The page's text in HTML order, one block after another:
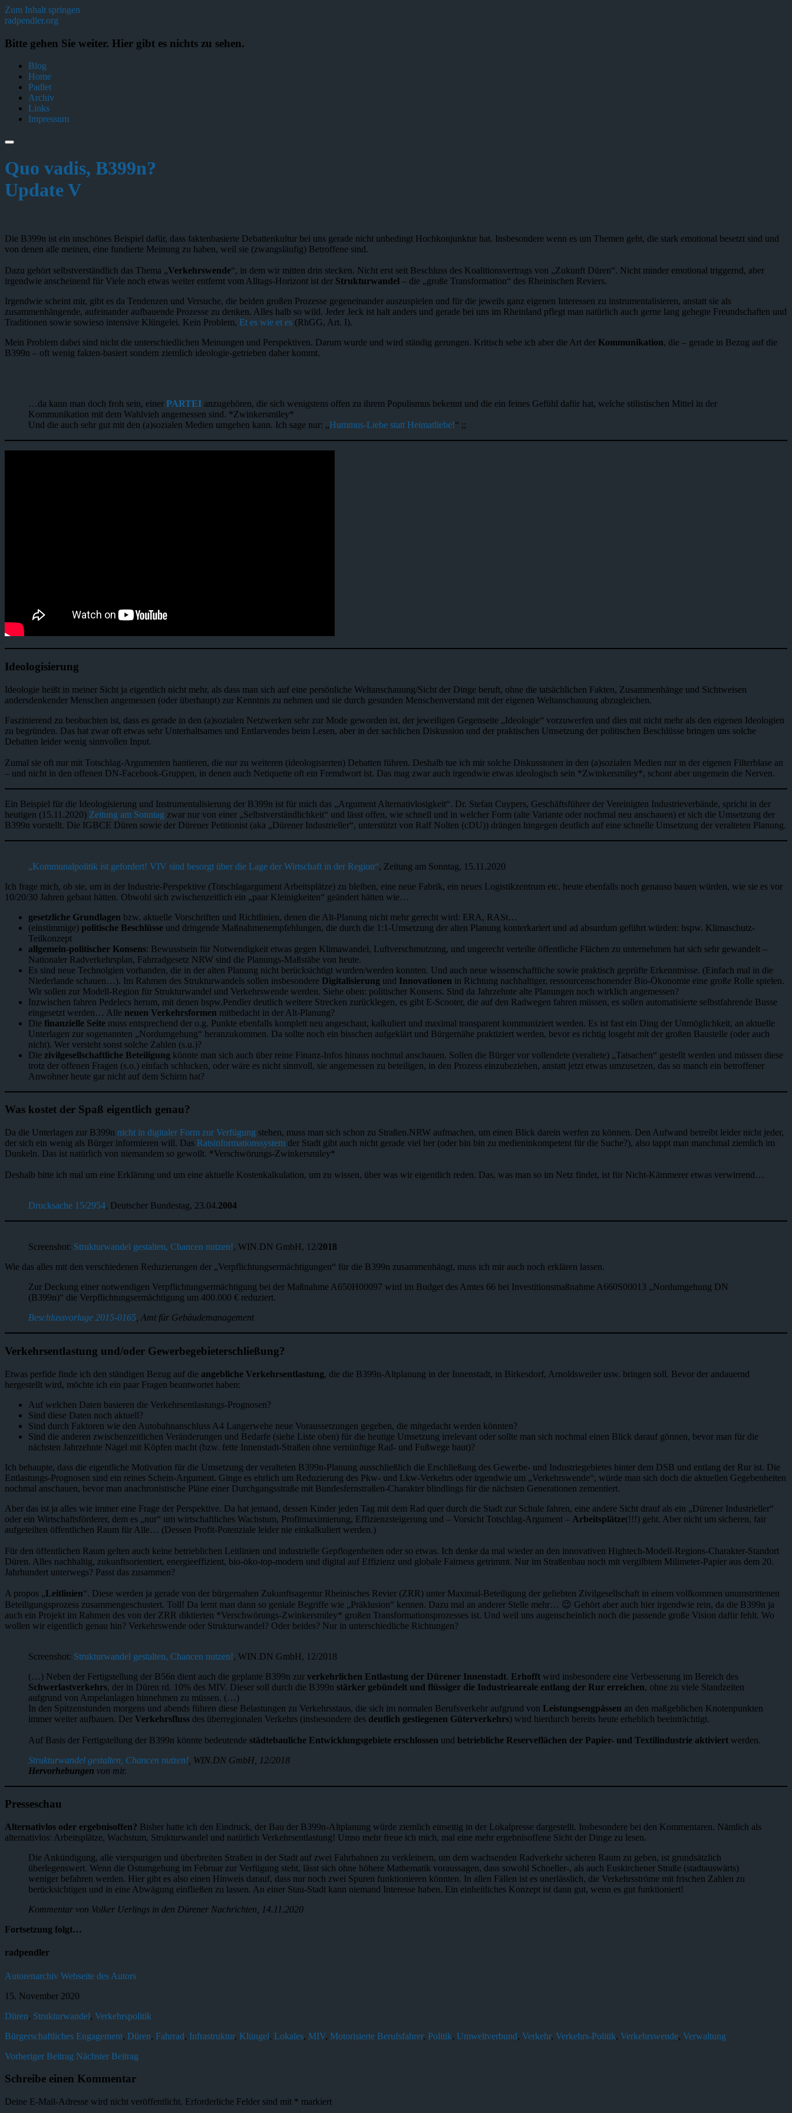
Zum Inhalt springen
radpendler.org
Bitte gehen Sie weiter. Hier gibt es nichts zu sehen.
Blog
Home
Padlet
Archiv
Links
Impressum
Quo vadis, B399n?
Update V
Die B399n ist ein unschönes Beispiel dafür, dass faktenbasierte Debattenkultur bei uns gerade nicht unbedingt Hochkonjunktur hat. Insbesondere wenn es um Themen geht, die stark emotional besetzt sind und
von denen alle meinen, eine fundierte Meinung zu haben, weil sie (zwangsläufig) Betroffene sind.
Dazu gehört selbstverständlich das Thema „Verkehrswende“, in dem wir mitten drin stecken. Nicht erst seit Beschluss des Koalitionsvertrags von „Zukunft Düren“. Nicht minder emotional triggernd, aber
irgendwie anscheinend für Viele noch etwas weiter entfernt vom Alltags-Horizont ist der Strukturwandel – die „große Transformation“ des Rheinischen Reviers.
Irgendwie scheint mir, gibt es da Tendenzen und Versuche, die beiden großen Prozesse gegeneinander auszuspielen und für die jeweils ganz eigenen Interessen zu instrumentalisieren, anstatt sie als
zusammenhängende, aufeinander aufbauende Prozesse zu denken. Alles halb so wild. Jeder Jeck ist halt anders und gerade bei uns im Rheinland pflegt man natürlich auch gerne lang gehegte Freundschaften und
Traditionen sowie sowieso intensive Klüngelei. Kein Problem, Et es wie et es (RhGG, Art. I).
Mein Problem dabei sind nicht die unterschiedlichen Meinungen und Perspektiven. Darum wurde und wird ständig gerungen. Kritisch sehe ich aber die Art der Kommunikation, die – gerade in Bezug auf die
B399n – oft wenig fakten-basiert sondern ziemlich ideologie-getrieben daher kommt.
…da kann man doch froh sein, einer PARTEI anzugehören, die sich wenigstens offen zu ihrem Populismus bekennt und die ein feines Gefühl dafür hat, welche stilistischen Mittel in der
Kommunikation mit dem Wahlvieh angemessen sind. *Zwinkersmiley*
Und die auch sehr gut mit den (a)sozialen Medien umgehen kann. Ich sage nur: „Hummus-Liebe statt Heimatliebe!“ ;;
Ideologisierung
Ideologie heißt in meiner Sicht ja eigentlich nicht mehr, als dass man sich auf eine persönliche Weltanschauung/Sicht der Dinge beruft, ohne die tatsächlichen Fakten, Zusammenhänge und Sichtweisen
andersdenkender Menschen angemessen (oder überhaupt) zur Kenntnis zu nehmen und sie durch gesunden Menschenverstand mit der eigenen Weltanschauung abzugleichen.
Faszinierend zu beobachten ist, dass es gerade in den (a)sozialen Netzwerken sehr zur Mode geworden ist, der jeweiligen Gegenseite „Ideologie“ vorzuwerfen und dies mit nicht mehr als den eigenen Ideologien
zu begründen. Das hat zwar oft etwas sehr Unterhaltsames und Entlarvendes beim Lesen, aber in der sachlichen Diskussion und der praktischen Umsetzung der politischen Beschlüsse bringen uns solche
Debatten leider wenig sinnvollen Input.
Zumal sie oft nur mit Totschlag-Argumenten hantieren, die nur zu weiteren (ideologisierten) Debatten führen. Deshalb tue ich mir solche Diskussionen in den (a)sozialen Medien nur in der eigenen Filterblase an
– und nicht in den offenen DN-Facebook-Gruppen, in denen auch Netiquette oft ein Fremdwort ist. Das mag zwar auch irgendwie etwas ideologisch sein *Zwinkersmiley*, schont aber ungemein die Nerven.
Ein Beispiel für die Ideologisierung und Instrumentalisierung der B399n ist für mich das „Argument Alternativlosigkeit“. Dr. Stefan Cuypers, Geschäftsführer der Vereinigten Industrieverbände, spricht in der
heutigen (15.11.2020) Zeitung am Sonntag zwar nur von einer „Selbstverständlichkeit“ und lässt offen, wie schnell und in welcher Form (alte Variante oder nochmal neu anschauen) er sich die Umsetzung der
B399n vorstellt. Die IGBCE Düren sowie der Dürener Petitionist (aka „Dürener Industrieller“, unterstützt von Ralf Nolten (cDU)) drängen hingegen deutlich auf eine schnelle Umsetzung der veralteten Planung.
„Kommunalpolitik ist gefordert! VIV sind besorgt über die Lage der Wirtschaft in der Region“, Zeitung am Sonntag, 15.11.2020
Ich frage mich, ob sie, um in der Industrie-Perspektive (Totschlagargument Arbeitsplätze) zu bleiben, eine neue Fabrik, ein neues Logistikzentrum etc. heute ebenfalls noch genauso bauen würden, wie sie es vor
10/20/30 Jahren gebaut hätten. Obwohl sich zwischenzeitlich ein „paar Kleinigkeiten“ geändert hätten wie…
gesetzliche Grundlagen bzw. aktuelle Vorschriften und Richtlinien, denen die Alt-Planung nicht mehr gerecht wird: ERA, RASt…
(einstimmige) politische Beschlüsse und dringende Maßnahmenempfehlungen, die durch die 1:1-Umsetzung der alten Planung konterkariert und ad absurdum geführt würden: bspw. Klimaschutz-
Teilkonzept
allgemein-politischer Konsens: Bewusstsein für Notwendigkeit etwas gegen Klimawandel, Luftverschmutzung, und ungerecht verteilte öffentliche Flächen zu unternehmen hat sich sehr gewandelt –
Nationaler Radverkehrsplan, Fahrradgesetz NRW sind die Planungs-Maßstäbe von heute.
Es sind neue Technolgien vorhanden, die in der alten Planung nicht berücksichtigt wurden/werden konnten. Und auch neue wissenschaftliche sowie praktisch geprüfte Erkenntnisse. (Einfach mal in die
Niederlande schauen…). Im Rahmen des Strukturwandels sollen insbesondere Digitalisierung und Innovationen in Richtung nachhaltiger, ressourcenschonender Bio-Ökonomie eine große Rolle spielen.
Wir sollen zur Modell-Region für Strukturwandel und Verkehrswende werden. Siehe oben: politischer Konsens. Sind da Jahrzehnte alte Planungen noch wirklich angemessen?
Inzwischen fahren Pedelecs herum, mit denen bspw.Pendler deutlich weitere Strecken zurücklegen, es gibt E-Scooter, die auf den Radwegen fahren müssen, es sollen automatisierte selbstfahrende Busse
eingesetzt werden… Alle neuen Verkehrsformen mitbedacht in der Alt-Planung?
Die finanzielle Seite muss entsprechend der o.g. Punkte ebenfalls komplett neu angeschaut, kalkuliert und maximal transparent kommuniziert werden. Es ist fast ein Ding der Unmöglichkeit, an aktuelle
Unterlagen zur sogenannten „Nordumgehung“ heranzukommen. Da sollte noch ein bisschen aufgeklärt und Bürgernähe praktiziert werden, bevor es richtig losgeht mit der großen Baustelle (oder auch
nicht). Wer versteht sonst solche Zahlen (s.u.)?
Die zivilgesellschaftliche Beteiligung könnte man sich auch über reine Finanz-Infos hinaus nochmal anschauen. Sollen die Bürger vor vollendete (veraltete) „Tatsachen“ gestellt werden und müssen diese
trotz der offenen Fragen (s.o.) einfach schlucken, oder wäre es nicht sinnvoll, sie angemessen zu beteiligen, in den Prozess einzubeziehen, anstatt jetzt etwas umzusetzen, das so manch ein betroffener
Anwohner heute gar nicht auf dem Schirm hat?
Was kostet der Spaß eigentlich genau?
Da die Unterlagen zur B399n nicht in digitaler Form zur Verfügung stehen, muss man sich schon zu Straßen.NRW aufmachen, um einen Blick darein werfen zu können. Den Aufwand betreibt leider nicht jeder,
der sich ein wenig als Bürger informieren will. Das Ratsinformationssystem der Stadt gibt auch nicht gerade viel her (oder bin bin zu medieninkompetent für die Suche?), also tappt man manchmal ziemlich im
Dunkeln. Das ist natürlich von niemandem so gewollt. *Verschwörungs-Zwinkersmiley*
Deshalb bitte ich mal um eine Erklärung und um eine aktuelle Kostenkalkulation, um zu wissen, über was wir eigentlich reden. Das, was man so im Netz findet, ist für Nicht-Kämmerer etwas verwirrend…
Drucksache 15/2954, Deutscher Bundestag, 23.04.2004
Screenshot: Strukturwandel gestalten, Chancen nutzen!, WIN.DN GmbH, 12/2018
Wie das alles mit den verschiedenen Reduzierungen der „Verpflichtungsermächtigungen“ für die B399n zusammenhängt, muss ich mir auch noch erklären lassen.
Zur Deckung einer notwendigen Verpflichtungsermächtigung bei der Maßnahme A650H00097 wird im Budget des Amtes 66 bei Investitionsmaßnahme A660S00013 „Nordumgehung DN
(B399n)“ die Verpflichtungsermächtigung um 400.000 € reduziert.
Beschlussvorlage 2015-0165 , Amt für Gebäudemanagement
Verkehrsentlastung und/oder Gewerbegebieterschließung?
Etwas perfide finde ich den ständigen Bezug auf die angebliche Verkehrsentlastung, die die B399n-Altplanung in der Innenstadt, in Birkesdorf, Arnoldsweiler usw. bringen soll. Bevor der andauernd
hergestellt wird, möchte ich ein paar Fragen beantwortet haben:
Auf welchen Daten basieren die Verkehrsentlastungs-Prognosen?
Sind diese Daten noch aktuell?
Sind durch Faktoren wie den Autobahnanschluss A4 Langerwehe neue Voraussetzungen gegeben, die mitgedacht werden könnten?
Sind die anderen zwischenzeitlichen Veränderungen und Bedarfe (siehe Liste oben) für die heutige Umsetzung irrelevant oder sollte man sich nochmal einen Blick darauf gönnen, bevor man für die
nächsten Jahrzehnte Nägel mit Köpfen macht (bzw. fette Innenstadt-Straßen ohne vernünftige Rad- und Fußwege baut)?
Ich behaupte, dass die eigentliche Motivation für die Umsetzung der veralteten B399n-Planung ausschließlich die Erschließung des Gewerbe- und Industriegebietes hinter dem DSB und entlang der Rur ist. Die
Entlastungs-Prognosen sind ein reines Schein-Argument. Ginge es ehrlich um Reduzierung des Pkw- und Lkw-Verkehrs oder irgendwie um „Verkehrswende“, würde man sich doch die aktuellen Gegebenheiten
nochmal anschauen, bevor man anachronistische Pläne einer Durchgangsstraße mit Bundesfernstraßen-Charakter blindlings für die nächsten Generationen zementiert.
Aber das ist ja alles wie immer eine Frage der Perspektive. Da hat jemand, dessen Kinder jeden Tag mit dem Rad quer durch die Stadt zur Schule fahren, eine andere Sicht drauf als ein „Dürener Industrieller“
oder ein Wirtschaftsförderer, dem es „nur“ um wirtschaftliches Wachstum, Profitmaximierung, Effizienzsteigerung und – Vorsicht Totschlag-Argument – Arbeitsplätze(!!!) geht. Aber nicht um sicheren, fair
aufgeteilten öffentlichen Raum für Alle… (Dessen Profit-Potenziale leider nie einkalkuliert werden.)
Für den öffentlichen Raum gelten auch keine betrieblichen Leitlinien und industrielle Gepflogenheiten oder so etwas. Ich denke da mal wieder an den innovativen Hightech-Modell-Regions-Charakter-Standort
Düren. Alles nachhaltig, zukunftsorientiert, energieeffizient, bio-öko-top-modern und digital auf Effizienz und globale Fairness getrimmt. Nur im Straßenbau noch mit vergilbtem Milimeter-Papier aus dem 20.
Jahrhundert unterwegs? Passt das zusammen?
A propos „Leitlinien“. Diese werden ja gerade von der bürgernahen Zukunftsagentur Rheinisches Revier (ZRR) unter Maximal-Beteiligung der geliebten Zivilgesellschaft in einem vollkommen unumstrittenen
Beteiligungsprozess zusammengeschustert. Toll! Da lernt man dann so geniale Begriffe wie „Präklusion“ kennen. Dazu mal an anderer Stelle mehr… 😉 Gehört aber auch hier irgendwie rein, da die B399n ja
auch ein Projekt im Rahmen des von der ZRR diktierten *Verschwörungs-Zwinkersmiley* großen Transformationsprozesses ist. Und weil uns augenscheinlich noch die passende große Vision dafür fehlt. Wo
wollen wir eigentlich genau hin? Verkehrswende oder Strukturwandel? Oder beides? Nur in unterschiedliche Richtungen?
Screenshot: Strukturwandel gestalten, Chancen nutzen!, WIN.DN GmbH, 12/2018
(…) Neben der Fertigstellung der B56n dient auch die geplante B399n zur verkehrlichen Entlastung der Dürener Innenstadt. Erhofft wird insbesondere eine Verbesserung im Bereich des
Schwerlastverkehrs, der in Düren rd. 10% des MIV. Dieser soll durch die B399n stärker gebündelt und flüssiger die Industrieareale entlang der Rur erreichen, ohne zu viele Standzeiten
aufgrund von Ampelanlagen hinnehmen zu müssen. (…)
In den Spitzenstunden morgens und abends führen diese Belastungen zu Verkehrsstaus, die sich im normalen Berufsverkehr aufgrund von Leistungsengpässen an den maßgeblichen Knotenpunkten
immer weiter aufbauen. Der Verkehrsfluss des überregionalen Verkehrs (insbesondere des deutlich gestiegenen Güterverkehrs) wird hierdurch bereits heute erheblich beeinträchtigt.
Auf Basis der Fertigstellung der B399n könnte bedeutende städtebauliche Entwicklungsgebiete erschlossen und betriebliche Reserveflächen der Papier- und Textilindustrie aktiviert werden.
Strukturwandel gestalten, Chancen nutzen! , WIN.DN GmbH, 12/2018
Hervorhebungen von mir.
Presseschau
Alternativlos oder ergebnisoffen? Bisher hatte ich den Eindruck, der Bau der B399n-Altplanung würde ziemlich einseitig in der Lokalpresse dargestellt. Insbesondere bei den Kommentaren. Nämlich als
alternativlos: Arbeitsplätze, Wachstum, Strukturwandel und natürlich Verkehrsentlastung! Umso mehr freue ich mich, mal eine mehr ergebnisoffene Sicht der Dinge zu lesen.
Die Ankündigung, alle vierspurigen und überbreiten Straßen in der Stadt auf zwei Fahrbahnen zu verkleinern, um dem wachsenden Radverkehr sicheren Raum zu geben, ist grundsätzlich
überlegenswert. Wenn die Ostumgehung im Februar zur Verfügung steht, lässt sich ohne höhere Mathematik voraussagen, dass sowohl Schoeller-, als auch Euskirchener Straße (stadtauswärts)
weniger befahren werden. Hier gibt es also einen Hinweis darauf, dass nur noch zwei Spuren funktionieren könnten. In allen Fällen ist es unerlässlich, die Verkehrsströme mit frischen Zahlen zu
berücksichtigen und in eine Abwägung einfließen zu lassen. An einer Stau-Stadt kann niemand Interesse haben. Ein einheitliches Konzept ist dann gut, wenn es gut funktioniert!
Kommentar von Volker Uerlings in den Dürener Nachrichten, 14.11.2020
Fortsetzung folgt…
radpendler
Autorenarchiv Webseite des Autors
15. November 2020
Düren, Strukturwandel, Verkehrspolitik
Bürgerschaftliches Engagement, Düren, Fahrrad, Infrastruktur, Klüngel, Lokales, MIV, Motorisierte Berufsfahrer, Politik, Umweltverbund, Verkehr, Verkehrs-Politik, Verkehrswende, Verwaltung
Vorheriger Beitrag Nächster Beitrag
Schreibe einen Kommentar
Deine E-Mail-Adresse wird nicht veröffentlicht. Erforderliche Felder sind mit * markiert